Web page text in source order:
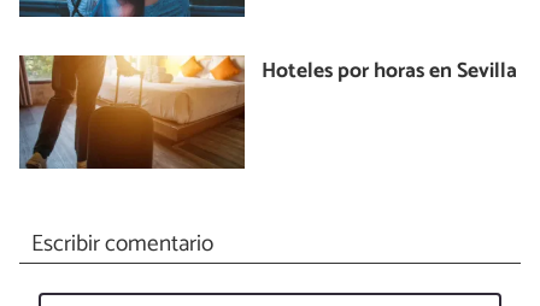
Hoteles por horas en Sevilla
Escribir comentario